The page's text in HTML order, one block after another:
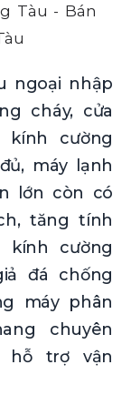
Tàu - Bán
ngoại nhập
cháy, cửa
cường
máy lạnh
lớn còn có
tăng tính
kính cường
đá chống
máy phân
chuyên
hỗ trợ vận